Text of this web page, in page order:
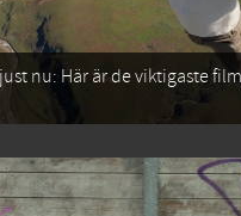
nu: Här är de viktigaste